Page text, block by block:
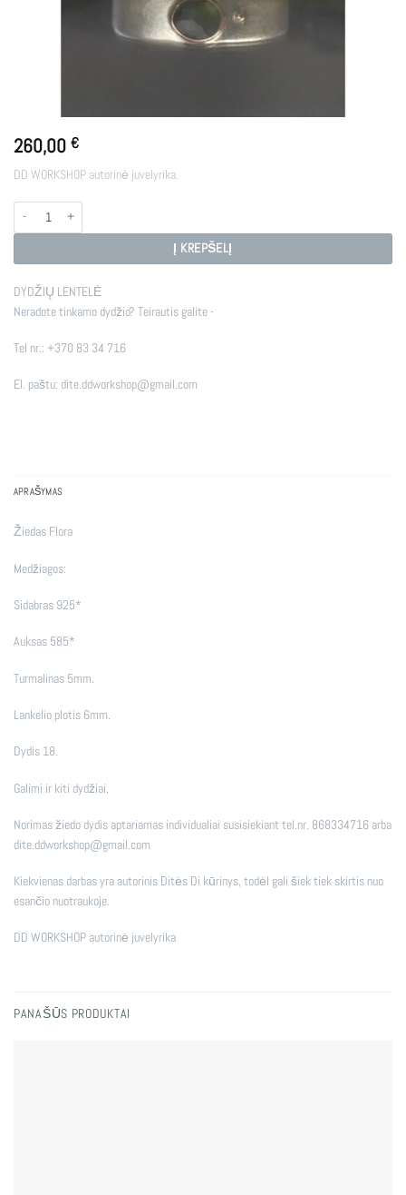
260,00 €
DD WORKSHOP autorinė juvelyrika.
produkto kiekis: FLORA
Į KREPŠELĮ
DYDŽIŲ LENTELĖ
Neradote tinkamo dydžio? Teirautis galite -
Tel nr.: +370 83 34 716
El. paštu: dite.ddworkshop@gmail.com
APRAŠYMAS
Žiedas Flora
Medžiagos:
Sidabras 925*
Auksas 585*
Turmalinas 5mm.
Lankelio plotis 6mm.
Dydis 18.
Galimi ir kiti dydžiai.
Norimas žiedo dydis aptariamas individualiai susisiekiant tel.nr. 868334716 arba
dite.ddworkshop@gmail.com
Kiekvienas darbas yra autorinis Ditės Di kūrinys, todėl gali šiek tiek skirtis nuo
esančio nuotraukoje.
DD WORKSHOP autorinė juvelyrika
PANAŠŪS PRODUKTAI